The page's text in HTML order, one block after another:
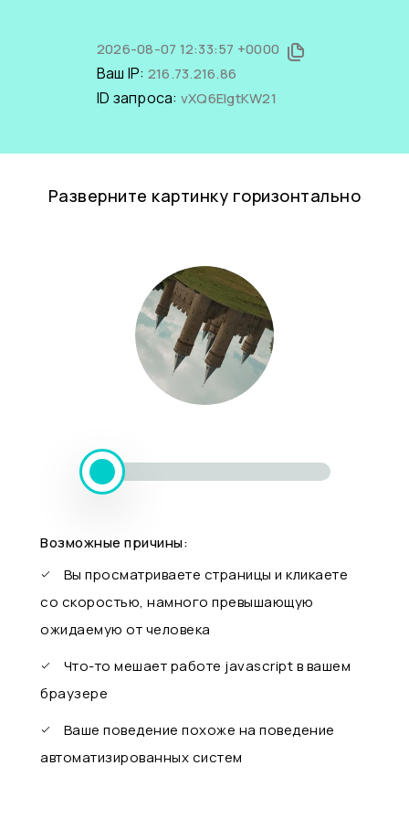
2026-08-07 12:33:57 +0000
Ваш IP: 216.73.216.86
ID запроса: vXQ6EIgtKW21
Разверните картинку горизонтально
Возможные причины:
Вы просматриваете страницы и кликаете
со скоростью, намного превышающую
ожидаемую от человека
Что-то мешает работе javascript в вашем
браузере
Ваше поведение похоже на поведение
автоматизированных систем